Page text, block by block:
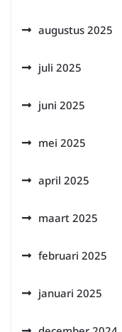
augustus 2025
juli 2025
juni 2025
mei 2025
april 2025
maart 2025
februari 2025
januari 2025